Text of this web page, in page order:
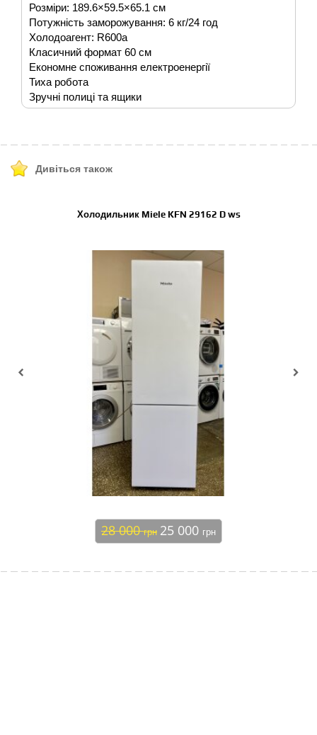
Розміри: 189.6×59.5×65.1 см
Потужність заморожування: 6 кг/24 год
Холодоагент: R600a
Класичний формат 60 см
Економне споживання електроенергії
Тиха робота
Зручні полиці та ящики
Дивіться також
Холодильник Miele KFN 29162 D ws
28 000грн 25 000 грн